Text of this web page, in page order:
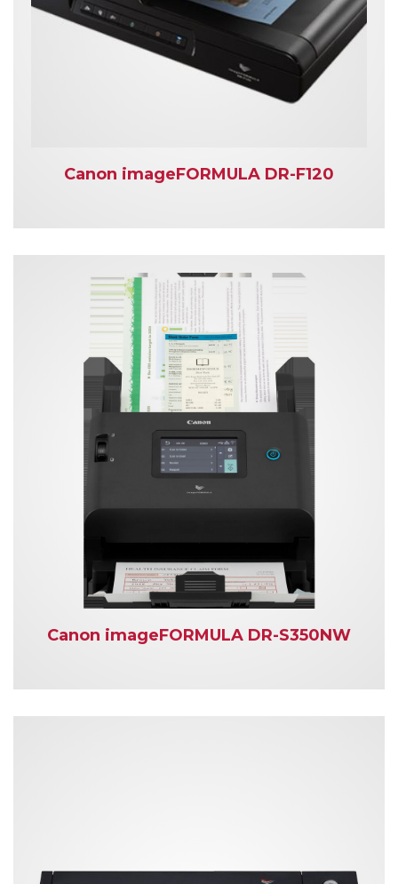
Canon imageFORMULA DR-F120
Canon imageFORMULA DR-S350NW